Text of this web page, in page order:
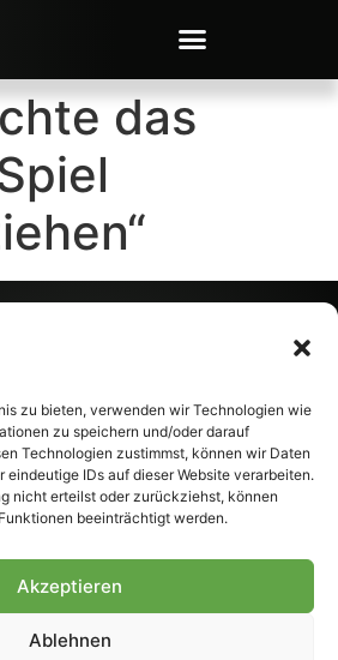
zu bieten, verwenden wir Technologien wie
zu speichern und/oder darauf
Technologien zustimmst, können wir Daten
eindeutige IDs auf dieser Website verarbeiten.
nicht erteilst oder zurückziehst, können
beeinträchtigt werden.
Akzeptieren
Ablehnen
das
1868-